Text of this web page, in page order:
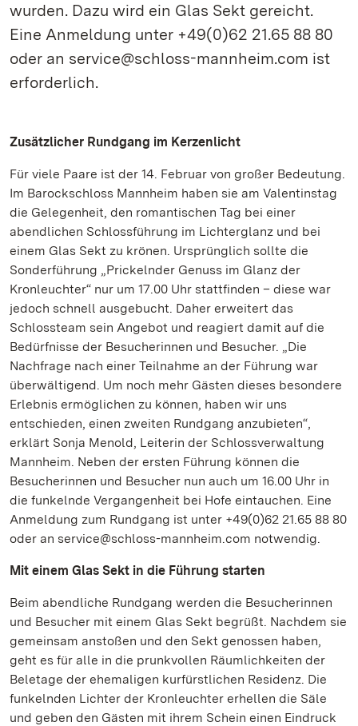
wurden. Dazu wird ein Glas Sekt gereicht.
Eine Anmeldung unter +49(0)62 21.65 88 80
oder an service@schloss-mannheim.com ist
erforderlich.
Zusätzlicher Rundgang im Kerzenlicht
Für viele Paare ist der 14. Februar von großer Bedeutung.
Im Barockschloss Mannheim haben sie am Valentinstag
die Gelegenheit, den romantischen Tag bei einer
abendlichen Schlossführung im Lichterglanz und bei
einem Glas Sekt zu krönen. Ursprünglich sollte die
Sonderführung „Prickelnder Genuss im Glanz der
Kronleuchter“ nur um 17.00 Uhr stattfinden – diese war
jedoch schnell ausgebucht. Daher erweitert das
Schlossteam sein Angebot und reagiert damit auf die
Bedürfnisse der Besucherinnen und Besucher. „Die
Nachfrage nach einer Teilnahme an der Führung war
überwältigend. Um noch mehr Gästen dieses besondere
Erlebnis ermöglichen zu können, haben wir uns
entschieden, einen zweiten Rundgang anzubieten“,
erklärt Sonja Menold, Leiterin der Schlossverwaltung
Mannheim. Neben der ersten Führung können die
Besucherinnen und Besucher nun auch um 16.00 Uhr in
die funkelnde Vergangenheit bei Hofe eintauchen. Eine
Anmeldung zum Rundgang ist unter +49(0)62 21.65 88 80
oder an service@schloss-mannheim.com notwendig.
Mit einem Glas Sekt in die Führung starten
Beim abendliche Rundgang werden die Besucherinnen
und Besucher mit einem Glas Sekt begrüßt. Nachdem sie
gemeinsam anstoßen und den Sekt genossen haben,
geht es für alle in die prunkvollen Räumlichkeiten der
Beletage der ehemaligen kurfürstlichen Residenz. Die
funkelnden Lichter der Kronleuchter erhellen die Säle
und geben den Gästen mit ihrem Schein einen Eindruck